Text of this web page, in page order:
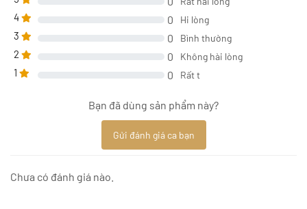
4 0 Hi lòng
3 0 Bình thường
2 0 Không hài lòng
1 0 Rất t
Bạn đã dùng sản phẩm này?
Gửi đánh giá ca bạn
Chưa có đánh giá nào.